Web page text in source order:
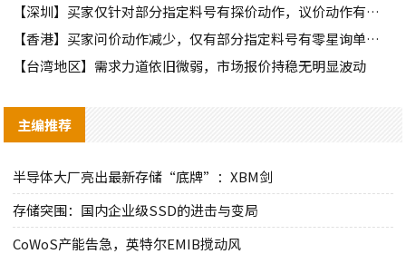
【深圳】买家仅针对部分指定料号有探价动作，议价动作有所减少
【香港】买家问价动作减少，仅有部分指定料号有零星询单动作
【台湾地区】需求力道依旧微弱，市场报价持稳无明显波动
主编推荐
半导体大厂亮出最新存储“底牌”：XBM剑
存储突围：国内企业级SSD的进击与变局
CoWoS产能告急，英特尔EMIB搅动风